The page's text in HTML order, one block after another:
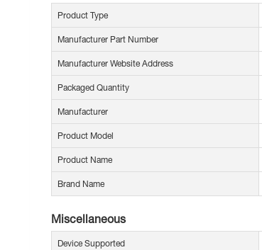
Product Type
Manufacturer Part Number
Manufacturer Website Address
Packaged Quantity
Manufacturer
Product Model
Product Name
Brand Name
Miscellaneous
Device Supported